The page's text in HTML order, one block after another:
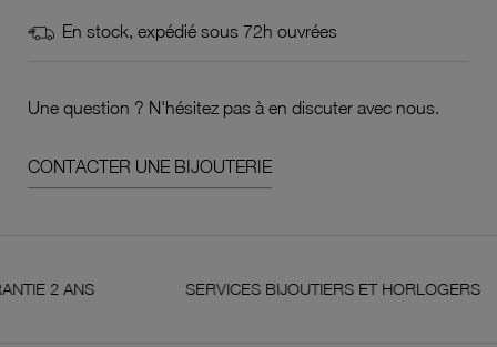
En stock, expédié sous 72h ouvrées
Une question ? N'hésitez pas à en discuter avec nous.
CONTACTER UNE BIJOUTERIE
ANS SERVICES BIJOUTIERS ET HORLOGERS